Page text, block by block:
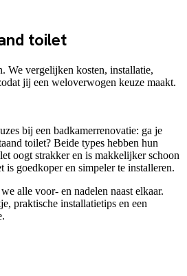
toilet
We vergelijken kosten, installatie,
jij een weloverwogen keuze maakt.
bij een badkamerrenovatie: ga je
toilet? Beide types hebben hun
oogt strakker en is makkelijker schoon
is goedkoper en simpeler te installeren.
alle voor- en nadelen naast elkaar.
praktische installatietips en een